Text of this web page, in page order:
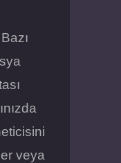
Bazı
veya